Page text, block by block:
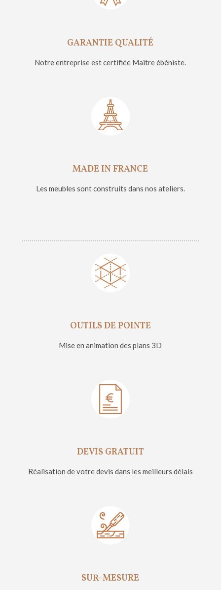
GARANTIE QUALITÉ
Notre entreprise est certifiée Maître ébéniste.
MADE IN FRANCE
Les meubles sont construits dans nos ateliers.
OUTILS DE POINTE
Mise en animation des plans 3D
DEVIS GRATUIT
Réalisation de votre devis dans les meilleurs délais
SUR-MESURE